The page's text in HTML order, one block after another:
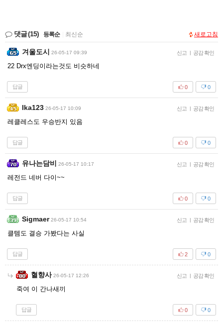
댓글(15) 등록순 최신순 새로고침
겨울도시 26-05-17 09:39 신고 | 공감 확인
22 Drx엔딩이라는것도 비슷하네
답글 0
0
Ika123 26-05-17 10:09 신고 | 공감 확인
레클레스도 우승반지 있음
답글 0
0
유나는담비 26-05-17 10:17 신고 | 공감 확인
레전드 네버 다이~~
답글 0
0
Sigmaer 26-05-17 10:54 신고 | 공감 확인
클템도 결승 가봤다는 사실
답글 0
2
혈향사 26-05-17 12:26 신고 | 공감 확인
죽여 이 간나새끼
답글 0
0